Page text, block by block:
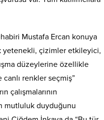
Mustafa Ercan konuya
yetenekli, çizimler etkileyici,
düzeylerine özellikle
renkler seçmiş”
çalışmalarının
mutluluk duyduğunu